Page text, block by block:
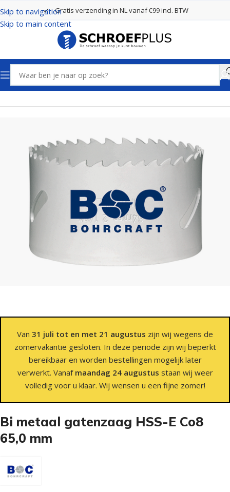
Skip to navigation
Skip to main content
Gratis verzending in NL vanaf €99 incl. BTW
Home Boren Gatenzagen
Van 31 juli tot en met 21 augustus zijn wij wegens de
zomervakantie gesloten. In deze periode zijn wij beperkt
bereikbaar en worden bestellingen mogelijk later
verwerkt. Vanaf maandag 24 augustus staan wij weer
volledig voor u klaar. Wij wensen u een fijne zomer!
Bi metaal gatenzaag HSS-E Co8
65,0 mm